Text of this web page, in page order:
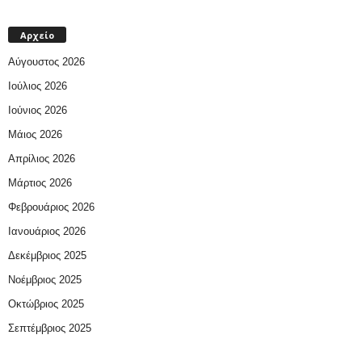
Αρχείο
Αύγουστος 2026
Ιούλιος 2026
Ιούνιος 2026
Μάιος 2026
Απρίλιος 2026
Μάρτιος 2026
Φεβρουάριος 2026
Ιανουάριος 2026
Δεκέμβριος 2025
Νοέμβριος 2025
Οκτώβριος 2025
Σεπτέμβριος 2025